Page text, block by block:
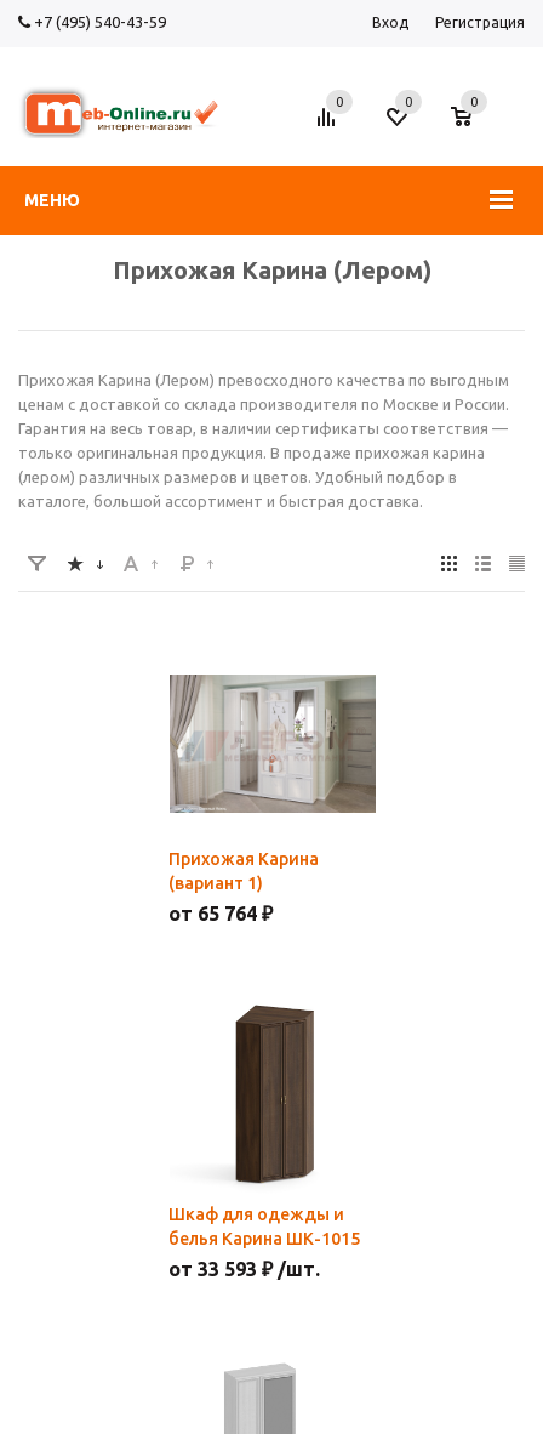
+7 (495) 540-43-59 Вход Регистрация
МЕНЮ
0 0
0
Прихожая Карина (Лером)
Прихожая Карина (Лером) превосходного качества по выгодным
ценам с доставкой со склада производителя по Москве и России.
Гарантия на весь товар, в наличии сертификаты соответствия —
только оригинальная продукция. В продаже прихожая карина
(лером) различных размеров и цветов. Удобный подбор в
каталоге, большой ассортимент и быстрая доставка.
Прихожая Карина
(вариант 1)
от 65 764 ₽
Шкаф для одежды и
белья Карина ШК-1015
от 33 593 ₽ /шт.